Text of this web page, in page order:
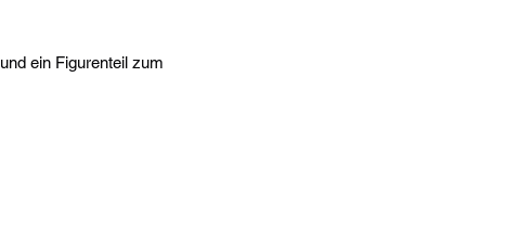
ein Figurenteil zum